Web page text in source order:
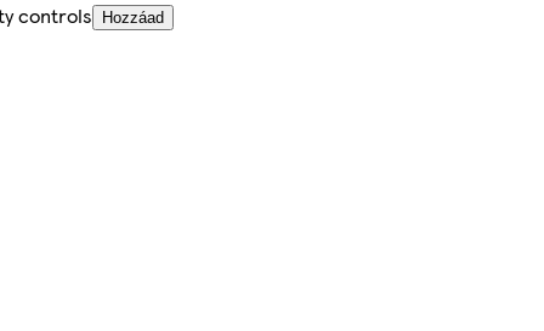
controls
Hozzáad